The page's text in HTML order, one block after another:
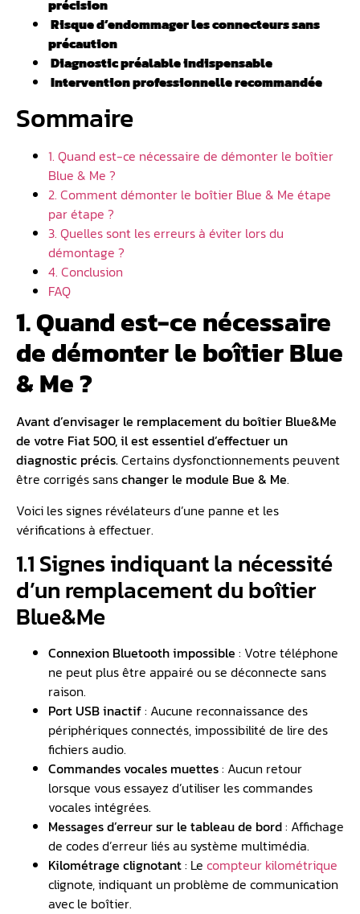
précision
️ Risque d’endommager les connecteurs sans
précaution
Diagnostic préalable indispensable
️ Intervention professionnelle recommandée
Sommaire
1. Quand est-ce nécessaire de démonter le boîtier
Blue & Me ?
2. Comment démonter le boîtier Blue & Me étape
par étape ?
3. Quelles sont les erreurs à éviter lors du
démontage ?
4. Conclusion
FAQ
1. Quand est-ce nécessaire
de démonter le boîtier Blue
& Me ?
Avant d’envisager le remplacement du boîtier Blue&Me
de votre Fiat 500, il est essentiel d’effectuer un
diagnostic précis.Certains dysfonctionnements peuvent
être corrigés sanschanger le module Bue & Me.
Voici les signes révélateurs d’une panne et les
vérifications à effectuer.
1.1 Signes indiquant la nécessité
d’un remplacement du boîtier
Blue&Me
Connexion Bluetooth impossible : Votre téléphone
ne peut plus être appairé ou se déconnecte sans
raison.
Port USB inactif: Aucune reconnaissance des
périphériques connectés, impossibilité de lire des
fichiers audio.
Commandes vocales muettes: Aucun retour
lorsque vous essayez d’utiliser les commandes
vocales intégrées.
Messages d’erreur sur le tableau de bord: Affichage
de codes d’erreur liés au système multimédia.
Kilométrage clignotant: Le compteur kilométrique
clignote, indiquant un problème de communication
avec le boîtier.